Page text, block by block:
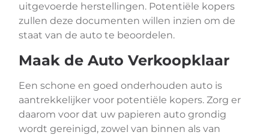
uitgevoerde herstellingen. Potentiële kopers
zullen deze documenten willen inzien om de
staat van de auto te beoordelen.
Maak de Auto Verkoopklaar
Een schone en goed onderhouden auto is
aantrekkelijker voor potentiële kopers. Zorg er
daarom voor dat uw papieren auto grondig
wordt gereinigd, zowel van binnen als van